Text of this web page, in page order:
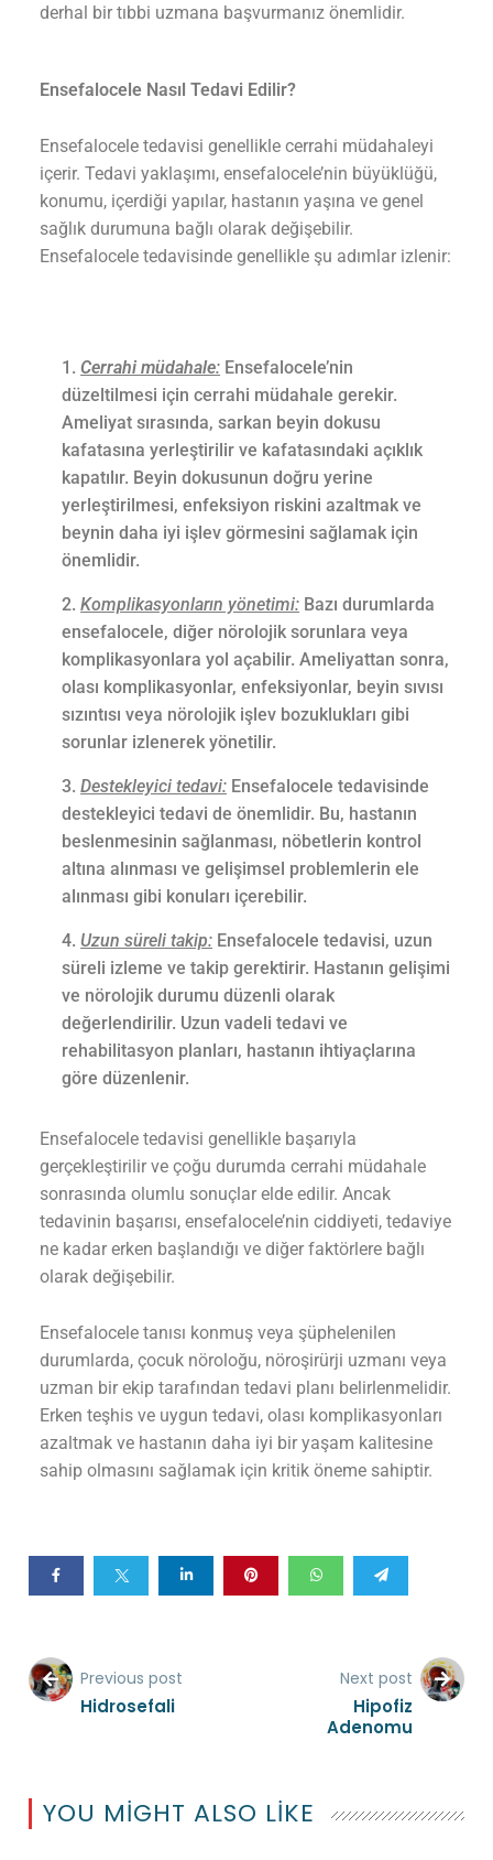
derhal bir tıbbi uzmana başvurmanız önemlidir.
Ensefalocele Nasıl Tedavi Edilir?
Ensefalocele tedavisi genellikle cerrahi müdahaleyi
içerir. Tedavi yaklaşımı, ensefalocele’nin büyüklüğü,
konumu, içerdiği yapılar, hastanın yaşına ve genel
sağlık durumuna bağlı olarak değişebilir.
Ensefalocele tedavisinde genellikle şu adımlar izlenir:
Cerrahi müdahale: Ensefalocele’nin
düzeltilmesi için cerrahi müdahale gerekir.
Ameliyat sırasında, sarkan beyin dokusu
kafatasına yerleştirilir ve kafatasındaki açıklık
kapatılır. Beyin dokusunun doğru yerine
yerleştirilmesi, enfeksiyon riskini azaltmak ve
beynin daha iyi işlev görmesini sağlamak için
önemlidir.
Komplikasyonların yönetimi: Bazı durumlarda
ensefalocele, diğer nörolojik sorunlara veya
komplikasyonlara yol açabilir. Ameliyattan sonra,
olası komplikasyonlar, enfeksiyonlar, beyin sıvısı
sızıntısı veya nörolojik işlev bozuklukları gibi
sorunlar izlenerek yönetilir.
Destekleyici tedavi: Ensefalocele tedavisinde
destekleyici tedavi de önemlidir. Bu, hastanın
beslenmesinin sağlanması, nöbetlerin kontrol
altına alınması ve gelişimsel problemlerin ele
alınması gibi konuları içerebilir.
Uzun süreli takip: Ensefalocele tedavisi, uzun
süreli izleme ve takip gerektirir. Hastanın gelişimi
ve nörolojik durumu düzenli olarak
değerlendirilir. Uzun vadeli tedavi ve
rehabilitasyon planları, hastanın ihtiyaçlarına
göre düzenlenir.
Ensefalocele tedavisi genellikle başarıyla
gerçekleştirilir ve çoğu durumda cerrahi müdahale
sonrasında olumlu sonuçlar elde edilir. Ancak
tedavinin başarısı, ensefalocele’nin ciddiyeti, tedaviye
ne kadar erken başlandığı ve diğer faktörlere bağlı
olarak değişebilir.
Ensefalocele tanısı konmuş veya şüphelenilen
durumlarda, çocuk nöroloğu, nöroşirürji uzmanı veya
uzman bir ekip tarafından tedavi planı belirlenmelidir.
Erken teşhis ve uygun tedavi, olası komplikasyonları
azaltmak ve hastanın daha iyi bir yaşam kalitesine
sahip olmasını sağlamak için kritik öneme sahiptir.
Previous post
Hidrosefali
Next post
Hipofiz
Adenomu
YOU MIGHT ALSO LIKE